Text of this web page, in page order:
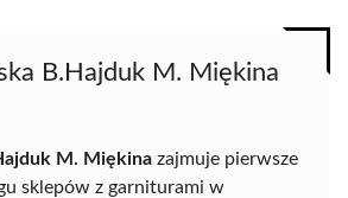
B.Hajduk M. Miękina
M. Miękina zajmuje pierwsze
sklepów z garniturami w